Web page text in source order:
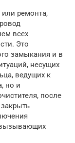
ремонта,
всех
Это
замыкания и в
несущих
ведущих к
но и
после